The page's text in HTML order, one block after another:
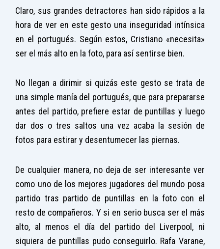
Claro, sus grandes detractores han sido rápidos a la
hora de ver en este gesto una inseguridad intínsica
en el portugués. Según estos, Cristiano «necesita»
ser el más alto en la foto, para así sentirse bien.
No llegan a dirimir si quizás este gesto se trata de
una simple manía del portugués, que para prepararse
antes del partido, prefiere estar de puntillas y luego
dar dos o tres saltos una vez acaba la sesión de
fotos para estirar y desentumecer las piernas.
De cualquier manera, no deja de ser interesante ver
como uno de los mejores jugadores del mundo posa
partido tras partido de puntillas en la foto con el
resto de compañeros. Y si en serio busca ser el más
alto, al menos el día del partido del Liverpool, ni
siquiera de puntillas pudo conseguirlo. Rafa Varane,